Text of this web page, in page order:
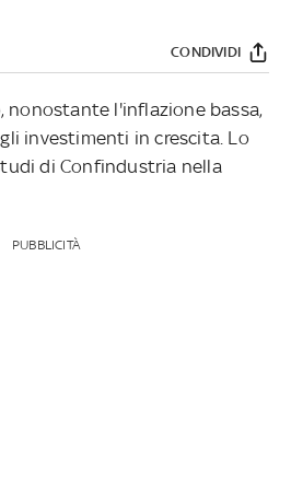
CONDIVIDI
nonostante l'inflazione bassa,
investimenti in crescita. Lo
di Confindustria nella
PUBBLICITÀ